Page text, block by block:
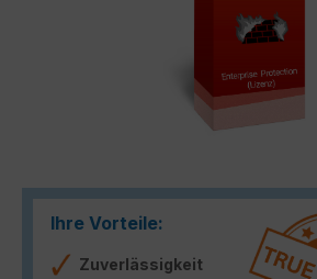
Ihre Vorteile:
Zuverlässigkeit